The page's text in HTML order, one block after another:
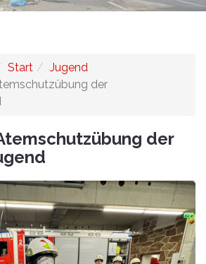
Start
Jugend
der
der